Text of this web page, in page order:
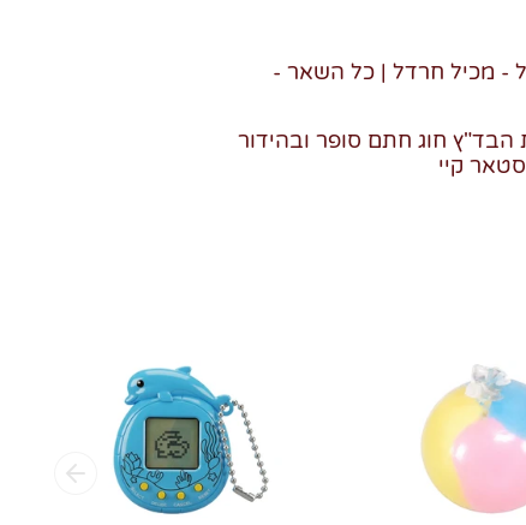
- מכיל חרדל | כל השאר -
חוג חתם סופר ובהידור